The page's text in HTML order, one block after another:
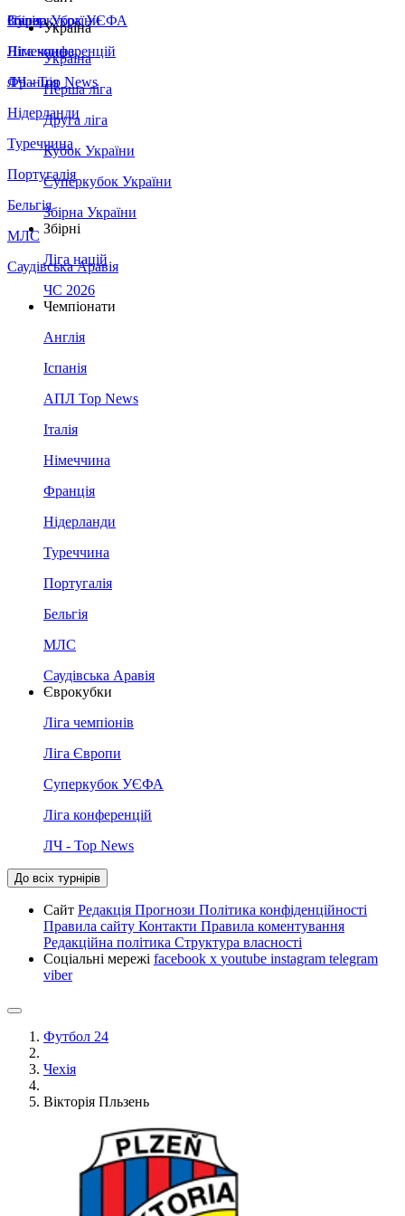
Збірна України
Італія
Німеччина
Франція
Нідерланди
Туреччина
Португалія
Бельгія
МЛС
Саудівська Аравія
Суперкубок УЄФА
Ліга конференцій
ЛЧ - Top News
Україна
Україна
Перша ліга
Друга ліга
Кубок України
Суперкубок України
Збірна України
Збірні
Ліга націй
ЧС 2026
Чемпіонати
Англія
Іспанія
АПЛ Top News
Італія
Німеччина
Франція
Нідерланди
Туреччина
Португалія
Бельгія
МЛС
Саудівська Аравія
Єврокубки
Ліга чемпіонів
Ліга Європи
Суперкубок УЄФА
Ліга конференцій
ЛЧ - Top News
До всіх турнірів
Сайт Редакція Прогнози Політика конфіденційності
Правила сайту Контакти Правила коментування
Редакційна політика Структура власності
Соціальні мережі facebook x youtube instagram telegram
viber
Футбол 24
Чехія
Вікторія Пльзень